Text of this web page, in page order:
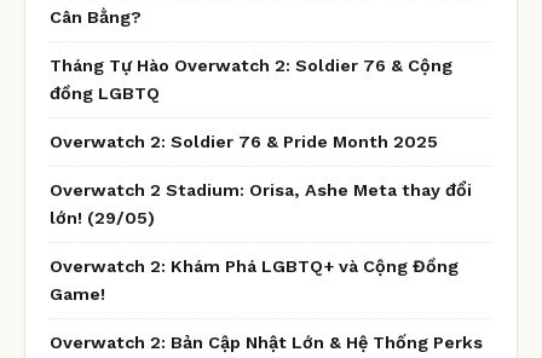
Cân Bằng?
Tháng Tự Hào Overwatch 2: Soldier 76 & Cộng
đồng LGBTQ
Overwatch 2: Soldier 76 & Pride Month 2025
Overwatch 2 Stadium: Orisa, Ashe Meta thay đổi
lớn! (29/05)
Overwatch 2: Khám Phá LGBTQ+ và Cộng Đồng
Game!
Overwatch 2: Bản Cập Nhật Lớn & Hệ Thống Perks